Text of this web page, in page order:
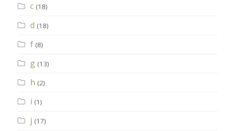
c (18)
d (18)
f (8)
g (13)
h (2)
i (1)
j (17)